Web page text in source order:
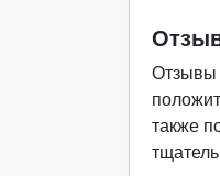
Отзывы
также